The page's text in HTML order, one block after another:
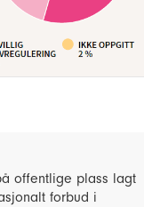
offentlige plass lagt
forbud i